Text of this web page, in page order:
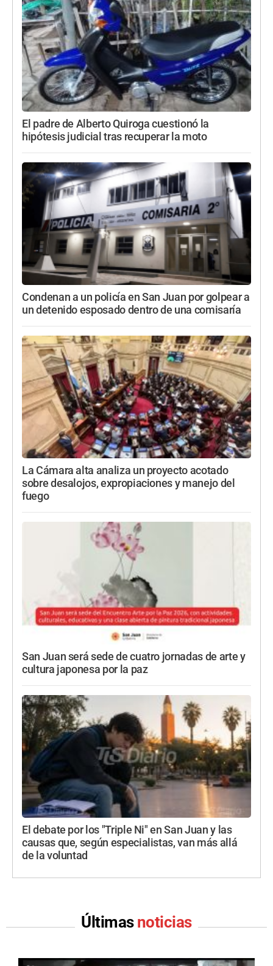
El padre de Alberto Quiroga cuestionó la
hipótesis judicial tras recuperar la moto
Condenan a un policía en San Juan por golpear a
un detenido esposado dentro de una comisaría
La Cámara alta analiza un proyecto acotado
sobre desalojos, expropiaciones y manejo del
fuego
San Juan será sede de cuatro jornadas de arte y
cultura japonesa por la paz
El debate por los "Triple Ni" en San Juan y las
causas que, según especialistas, van más allá
de la voluntad
Últimas noticias